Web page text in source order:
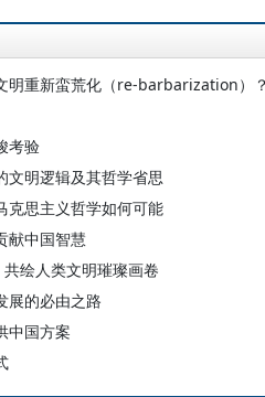
明重新蛮荒化（re-barbarization）
考验
文明逻辑及其哲学省思
克思主义哲学如何可能
献中国智慧
绘人类文明璀璨画卷
展的必由之路
中国方案